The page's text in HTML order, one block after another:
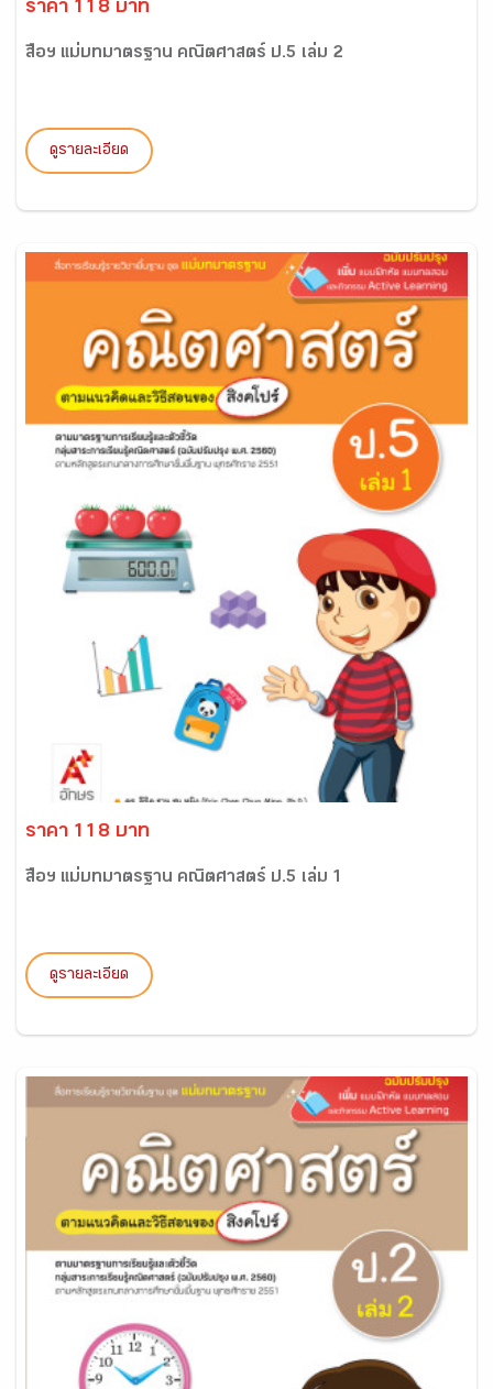
ราคา 118 บาท
สื่อฯ แม่บทมาตรฐาน คณิตศาสตร์ ป.5 เล่ม 2
ดูรายละเอียด
ราคา 118 บาท
สื่อฯ แม่บทมาตรฐาน คณิตศาสตร์ ป.5 เล่ม 1
ดูรายละเอียด